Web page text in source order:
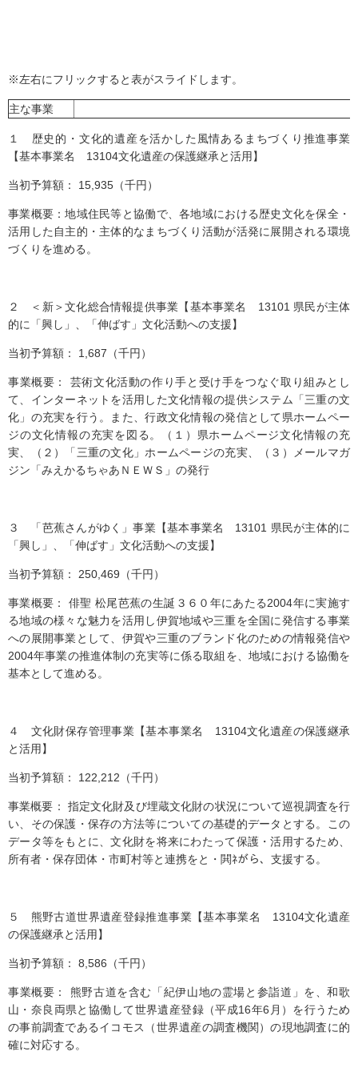
※左右にフリックすると表がスライドします。
主な事業
１ 歴史的・文化的遺産を活かした風情あるまちづくり推進事業
【基本事業名 13104文化遺産の保護継承と活用】
当初予算額： 15,935（千円）
事業概要：地域住民等と協働で、各地域における歴史文化を保全・
活用した自主的・主体的なまちづくり活動が活発に展開される環境
づくりを進める。
２ ＜新＞文化総合情報提供事業【基本事業名 13101 県民が主体
的に「興し」、「伸ばす」文化活動への支援】
当初予算額： 1,687（千円）
事業概要： 芸術文化活動の作り手と受け手をつなぐ取り組みとし
て、インターネットを活用した文化情報の提供システム「三重の文
化」の充実を行う。また、行政文化情報の発信として県ホームペー
ジの文化情報の充実を図る。（１）県ホームページ文化情報の充
実、（２）「三重の文化」ホームページの充実、（３）メールマガ
ジン「みえかるちゃあＮＥＷＳ」の発行
３ 「芭蕉さんがゆく」事業【基本事業名 13101 県民が主体的に
「興し」、「伸ばす」文化活動への支援】
当初予算額： 250,469（千円）
事業概要： 俳聖 松尾芭蕉の生誕３６０年にあたる2004年に実施す
る地域の様々な魅力を活用し伊賀地域や三重を全国に発信する事業
への展開事業として、伊賀や三重のブランド化のための情報発信や
2004年事業の推進体制の充実等に係る取組を、地域における協働を
基本として進める。
４ 文化財保存管理事業【基本事業名 13104文化遺産の保護継承
と活用】
当初予算額： 122,212（千円）
事業概要： 指定文化財及び埋蔵文化財の状況について巡視調査を行
い、その保護・保存の方法等についての基礎的データとする。この
データ等をもとに、文化財を将来にわたって保護・活用するため、
所有者・保存団体・市町村等と連携をと・閧ﾈがら、支援する。
５ 熊野古道世界遺産登録推進事業【基本事業名 13104文化遺産
の保護継承と活用】
当初予算額： 8,586（千円）
事業概要： 熊野古道を含む「紀伊山地の霊場と参詣道」を、和歌
山・奈良両県と協働して世界遺産登録（平成16年6月）を行うため
の事前調査であるイコモス（世界遺産の調査機関）の現地調査に的
確に対応する。